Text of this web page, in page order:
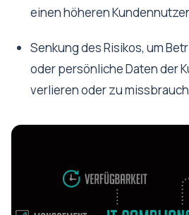
einen höheren
Senkung des Risikos, um
oder persönliche Daten der
verlieren oder zu